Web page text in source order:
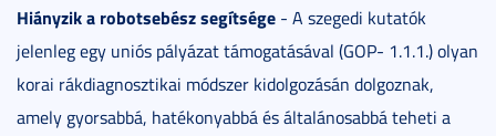
Hiányzik a robotsebész segítsége - A szegedi kutatók
jelenleg egy uniós pályázat támogatásával (GOP- 1.1.1.) olyan
korai rákdiagnosztikai módszer kidolgozásán dolgoznak,
amely gyorsabbá, hatékonyabbá és általánosabbá teheti a